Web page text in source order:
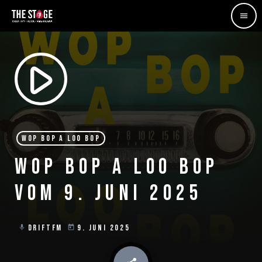
menu
play_arrow
WOP BOP A LOO BOP
WOP BOP A LOO BOP
VOM 9. JUNI 2025
mic DRIFTFM today 9. JUNI 2025